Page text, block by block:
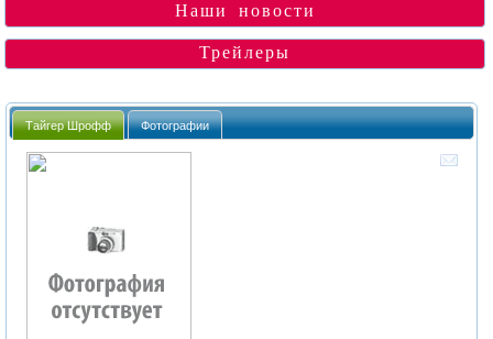
Наши новости
Трейлеры
Тайгер Шрофф Фотографии